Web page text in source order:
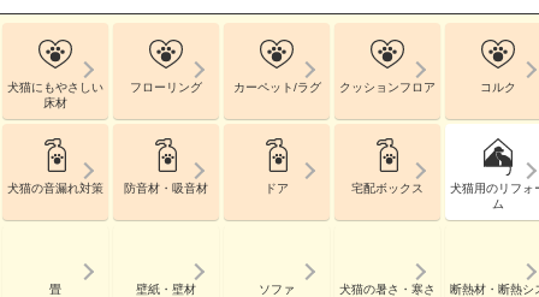
犬猫にもやさしい
床材
フローリング カーペット/ラグ クッションフロア コルク
犬猫の音漏れ対策 防音材・吸音材 ドア 宅配ボックス
犬猫用のリフォ
ム
畳 壁紙・壁材 ソファ
犬猫の暑さ・寒さ
断熱材・断熱シ